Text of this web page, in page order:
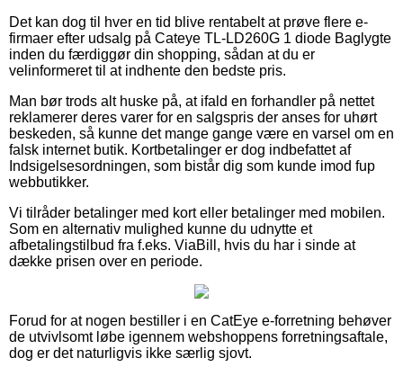
Det kan dog til hver en tid blive rentabelt at prøve flere e-
firmaer efter udsalg på Cateye TL-LD260G 1 diode Baglygte
inden du færdiggør din shopping, sådan at du er
velinformeret til at indhente den bedste pris.
Man bør trods alt huske på, at ifald en forhandler på nettet
reklamerer deres varer for en salgspris der anses for uhørt
beskeden, så kunne det mange gange være en varsel om en
falsk internet butik. Kortbetalinger er dog indbefattet af
Indsigelsesordningen, som bistår dig som kunde imod fup
webbutikker.
Vi tilråder betalinger med kort eller betalinger med mobilen.
Som en alternativ mulighed kunne du udnytte et
afbetalingstilbud fra f.eks. ViaBill, hvis du har i sinde at
dække prisen over en periode.
Forud for at nogen bestiller i en CatEye e-forretning behøver
de utvivlsomt løbe igennem webshoppens forretningsaftale,
dog er det naturligvis ikke særlig sjovt.